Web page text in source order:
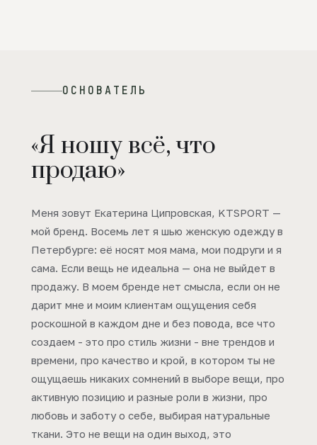
ОСНОВАТЕЛЬ
«Я ношу всё, что
продаю»
Меня зовут Екатерина Ципровская, KTSPORT —
мой бренд. Восемь лет я шью женскую одежду в
Петербурге: её носят моя мама, мои подруги и я
сама. Если вещь не идеальна — она не выйдет в
продажу. В моем бренде нет смысла, если он не
дарит мне и моим клиентам ощущения себя
роскошной в каждом дне и без повода, все что
создаем - это про стиль жизни - вне трендов и
времени, про качество и крой, в котором ты не
ощущаешь никаких сомнений в выборе вещи, про
активную позицию и разные роли в жизни, про
любовь и заботу о себе, выбирая натуральные
ткани. Это не вещи на один выход, это